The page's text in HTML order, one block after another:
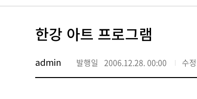
서
바
로
한강 아트 프로그램
admin 발행일 2006.12.28. 00:00 수